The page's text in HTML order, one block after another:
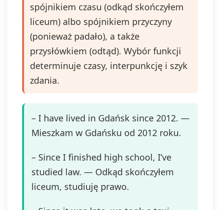
spójnikiem czasu (odkąd skończyłem
liceum) albo spójnikiem przyczyny
(ponieważ padało), a także
przysłówkiem (odtąd). Wybór funkcji
determinuje czasy, interpunkcję i szyk
zdania.
– I have lived in Gdańsk since 2012. —
Mieszkam w Gdańsku od 2012 roku.
– Since I finished high school, I’ve
studied law. — Odkąd skończyłem
liceum, studiuję prawo.